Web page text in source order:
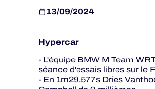
13/09/2024
Hypercar
- L'équipe BMW M Team
séance d'essais libres sur le
- En 1m29.577s Dries